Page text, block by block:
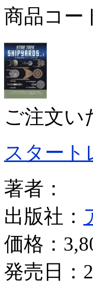
商品コー
ご注文い
スター
著者：
出版社：
価格：
発売日：